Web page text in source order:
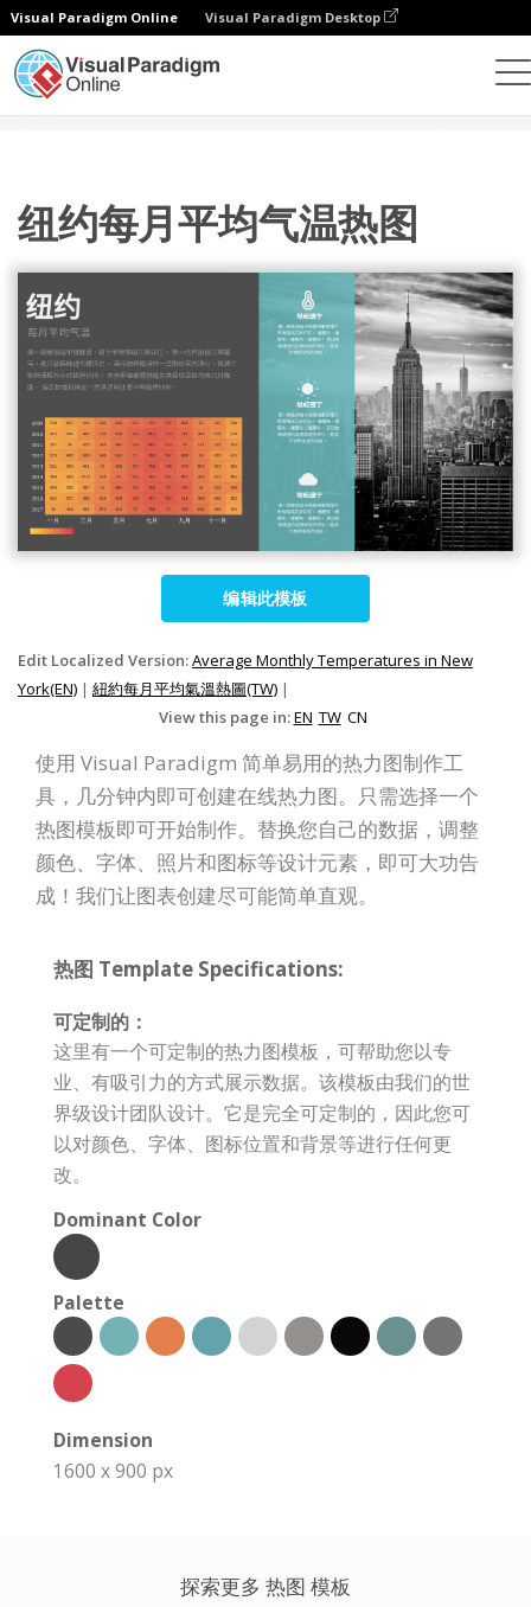
Visual Paradigm Online Visual Paradigm Desktop
纽约每月平均气温热图
编辑此模板
Edit Localized Version:Average Monthly Temperatures in New
York(EN) | 紐約每月平均氣溫熱圖(TW) |
View this page in:EN TW CN
使用 Visual Paradigm 简单易用的热力图制作工
具，几分钟内即可创建在线热力图。只需选择一个
热图模板即可开始制作。替换您自己的数据，调整
颜色、字体、照片和图标等设计元素，即可大功告
成！我们让图表创建尽可能简单直观。
热图 Template Specifications:
可定制的：
这里有一个可定制的热力图模板，可帮助您以专
业、有吸引力的方式展示数据。该模板由我们的世
界级设计团队设计。它是完全可定制的，因此您可
以对颜色、字体、图标位置和背景等进行任何更
改。
Dominant Color
Palette
Dimension
1600 x 900 px
探索更多 热图 模板